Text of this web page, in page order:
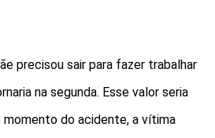
precisou sair para fazer trabalhar
na segunda. Esse valor seria
momento do acidente, a vítima